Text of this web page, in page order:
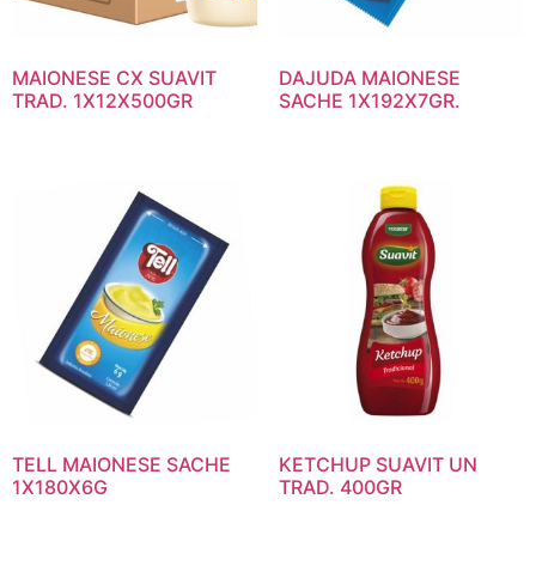
MAIONESE CX SUAVIT
TRAD. 1X12X500GR
DAJUDA MAIONESE
SACHE 1X192X7GR.
TELL MAIONESE SACHE
1X180X6G
KETCHUP SUAVIT UN
TRAD. 400GR